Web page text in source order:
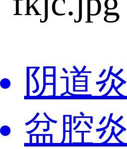
阴道炎
盆腔炎